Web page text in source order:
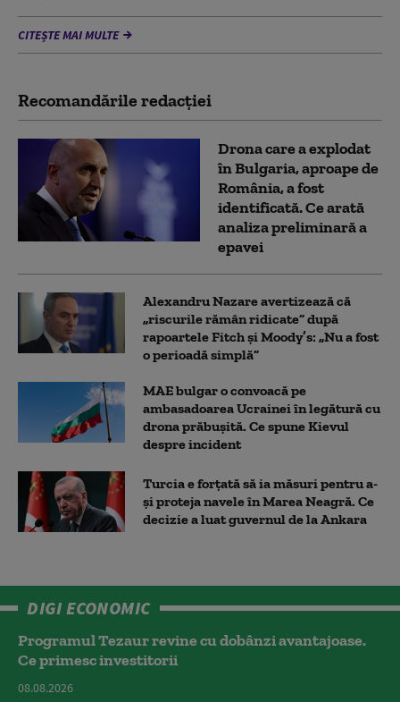
CITEȘTE MAI MULTE
Recomandările redacţiei
Drona care a explodat
în Bulgaria, aproape de
România, a fost
identificată. Ce arată
analiza preliminară a
epavei
Alexandru Nazare avertizează că
„riscurile rămân ridicate” după
rapoartele Fitch și Moody’s: „Nu a fost
o perioadă simplă”
MAE bulgar o convoacă pe
ambasadoarea Ucrainei în legătură cu
drona prăbuşită. Ce spune Kievul
despre incident
Turcia e forțată să ia măsuri pentru a-
și proteja navele în Marea Neagră. Ce
decizie a luat guvernul de la Ankara
DIGI ECONOMIC
Programul Tezaur revine cu dobânzi avantajoase.
Ce primesc investitorii
08.08.2026